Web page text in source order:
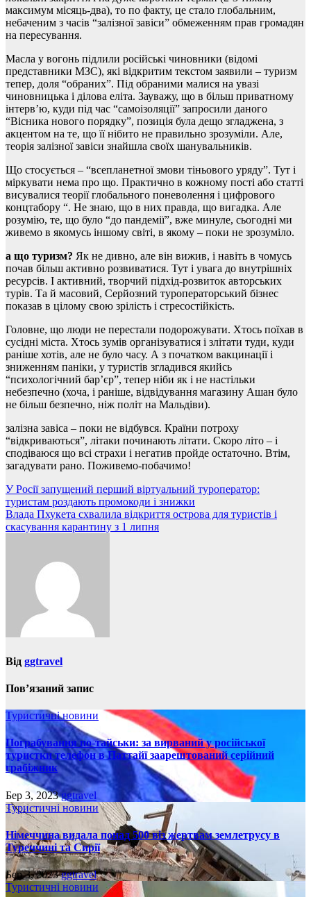
максимум місяць-два), то по факту, це стало глобальним,
небаченим з часів “залізної завіси” обмеженням прав громадян
на пересування.
Масла у вогонь підлили російські чиновники (відомі
представники МЗС), які відкритим текстом заявили – туризм
тепер, доля “обраних”. Під обраними малися на увазі
чиновницька і ділова еліта. Зауважу, що в більш приватному
інтерв’ю, куди під час “самоізоляції” запросили даного
“Вісника нового порядку”, позиція була дещо згладжена, з
акцентом на те, що її нібито не правильно зрозуміли. Але,
теорія залізної завіси знайшла своїх шанувальників.
Що стосується – “всепланетної змови тіньового уряду”. Тут і
міркувати нема про що. Практично в кожному пості або статті
висувалися теорії глобального поневолення і цифрового
концтабору “. Не знаю, що в них правда, що вигадка. Але
розумію, те, що було “до пандемії”, вже минуле, сьогодні ми
живемо в якомусь іншому світі, в якому – поки не зрозуміло.
а що туризм? Як не дивно, але він вижив, і навіть в чомусь
почав більш активно розвиватися. Тут і увага до внутрішніх
ресурсів. І активний, творчий підхід-розвиток авторських
турів. Та й масовий, Серйозний туроператорський бізнес
показав в цілому свою зрілість і стресостійкість.
Головне, що люди не перестали подорожувати. Хтось поїхав в
сусідні міста. Хтось зумів організуватися і злітати туди, куди
раніше хотів, але не було часу. А з початком вакцинації і
зниженням паніки, у туристів згладився якийсь
“психологічний бар’єр”, тепер ніби як і не настільки
небезпечно (хоча, і раніше, відвідування магазину Ашан було
не більш безпечно, ніж політ на Мальдіви).
залізна завіса – поки не відбувся. Країни потроху
“відкриваються”, літаки починають літати. Скоро літо – і
сподіваюся що всі страхи і негатив пройде остаточно. Втім,
загадувати рано. Поживемо-побачимо!
Навігація
записів
У Росії запущений перший віртуальний туроператор:
туристам роздають промокоди і знижки
Влада Пхукета схвалила відкриття острова для туристів і
скасування карантину з 1 липня
Від ggtravel
Пов’язаний запис
Туристичні новини
Пограбування по-тайськи: за вирваний у російської
туристки телефон в Паттайї заарештований серійний
грабіжник
Бер 3, 2023ggtravel
Туристичні новини
Німеччина видала понад 500 віз жертвам землетрусу в
Туреччині та Сирії
Бер 3, 2023ggtravel
Туристичні новини